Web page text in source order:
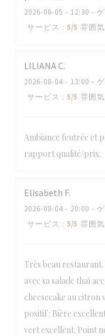
2026-08-05 - 12:30 -
サービス : 5/5 雰囲気
LILIANAC
2026-08-04 - 13:00 -
サービス : 5/5 雰囲気
Ambiance feutrée et
rapport qualité/prix.
Elisabeth F
2026-08-04 - 20:00 -
サービス : 5/5 雰囲気
Très beau
avec sa salade thaï
cheesecake au citron
positif : Bière
vert excellent. Point